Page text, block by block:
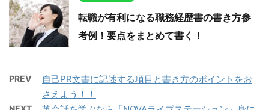
転職が有利になる職務経歴書の書き方参
考例！要点をまとめて書く！
PREV
自己PR文書に記述する項目と書き方のポイントをお
さえよう！！